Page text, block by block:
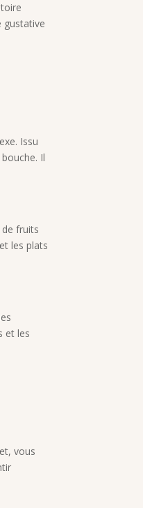
gustative
Issu
Il
fruits
les plats
et les
vous